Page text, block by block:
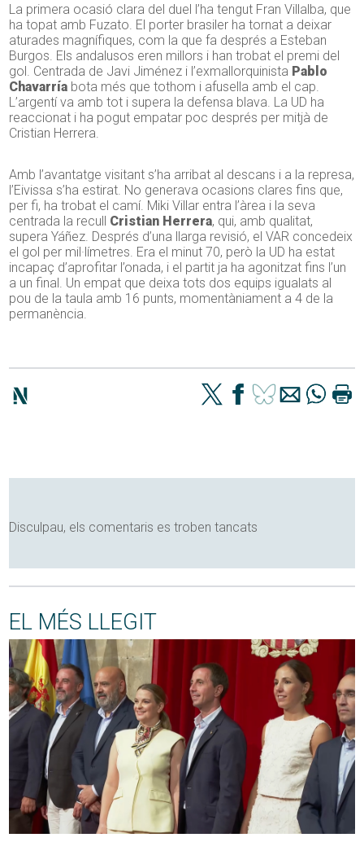
La primera ocasió clara del duel l’ha tengut Fran Villalba, que
ha topat amb Fuzato. El porter brasiler ha tornat a deixar
aturades magnífiques, com la que fa després a Esteban
Burgos. Els andalusos eren millors i han trobat el premi del
gol. Centrada de Javi Jiménez i l’exmallorquinista Pablo
Chavarría bota més que tothom i afusella amb el cap.
L’argentí va amb tot i supera la defensa blava. La UD ha
reaccionat i ha pogut empatar poc després per mitjà de
Cristian Herrera.
Amb l’avantatge visitant s’ha arribat al descans i a la represa,
l’Eivissa s’ha estirat. No generava ocasions clares fins que,
per fi, ha trobat el camí. Miki Villar entra l’àrea i la seva
centrada la recull Cristian Herrera, qui, amb qualitat,
supera Yáñez. Després d’una llarga revisió, el VAR concedeix
el gol per mil·límetres. Era el minut 70, però la UD ha estat
incapaç d’aprofitar l’onada, i el partit ja ha agonitzat fins l’un
a un final. Un empat que deixa tots dos equips igualats al
pou de la taula amb 16 punts, momentàniament a 4 de la
permanència.
Disculpau, els comentaris es troben tancats
EL MÉS LLEGIT